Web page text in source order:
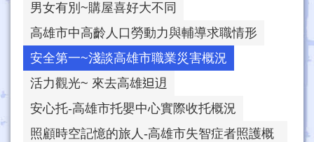
男女有別~購屋喜好大不同
高雄市中高齡人口勞動力與輔導求職情形
安全第一~淺談高雄市職業災害概況
活力觀光~ 來去高雄𨑨迌
安心托-高雄市托嬰中心實際收托概況
照顧時空記憶的旅人-高雄市失智症者照護概